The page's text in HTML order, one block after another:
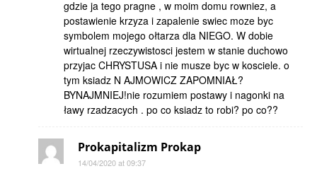
gdzie ja tego pragne , w moim domu rowniez, a
postawienie krzyza i zapalenie swiec moze byc
symbolem mojego ołtarza dla NIEGO. W dobie
wirtualnej rzeczywistosci jestem w stanie duchowo
przyjac CHRYSTUSA i nie musze byc w kosciele. o
tym ksiadz N AJMOWICZ ZAPOMNIAŁ?
BYNAJMNIEJ!nie rozumiem postawy i nagonki na
ławy rzadzacych . po co ksiadz to robi? po co??
Prokapitalizm Prokap
14/04/2020 at 09:37